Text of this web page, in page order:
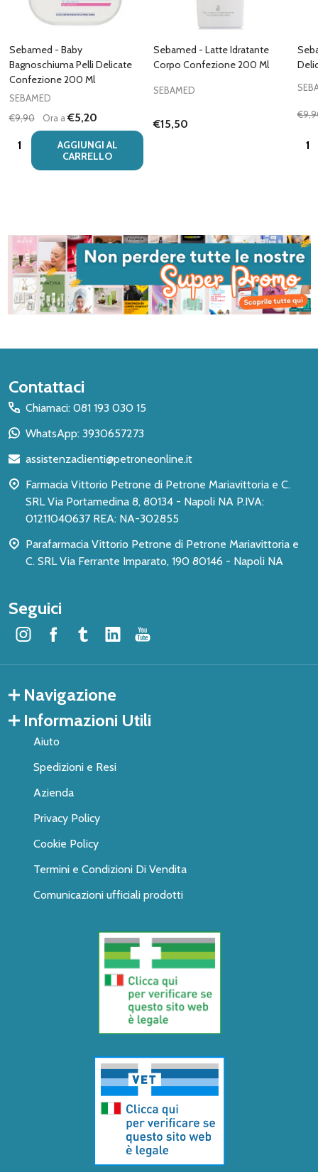
Sebamed - Baby
Bagnoschiuma Pelli Delicate
Confezione 200 Ml
SEBAMED
€9,90
Ora a€5,20
Quantità:
AGGIUNGI AL
CARRELLO
Sebamed - Latte Idratante
Corpo Confezione 200 Ml
SEBAMED
€15,50
Inizio
del
piè
pagina
Contattaci
Chiamaci: 081 193 030 15
WhatsApp: 3930657273
assistenzaclienti@petroneonline.it
Farmacia Vittorio Petrone di Petrone Mariavittoria e C.
SRL Via Portamedina 8, 80134 - Napoli NA P.IVA:
01211040637 REA: NA-302855
Parafarmacia Vittorio Petrone di Petrone Mariavittoria e
C. SRL Via Ferrante Imparato, 190 80146 - Napoli NA
Seguici
Navigazione
Informazioni Utili
Aiuto
Spedizioni e Resi
Azienda
Privacy Policy
Cookie Policy
Termini e Condizioni Di Vendita
Comunicazioni ufficiali prodotti